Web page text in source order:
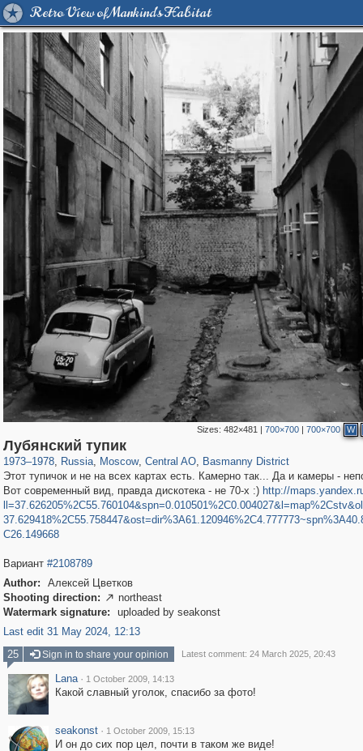
Retro View of Mankind's Habitat
Sizes:482×481 |700×700 |700×700 W
Лубянский тупик
1973–1978, Russia
1,406,840
, Moscow
319,864 8,286
, Central AO
160,012
, Basmanny District
Этот тупичок и не на всех картах есть. Камерно так... Да и камеры -
Вот современный вид, правда дискотека - не 70-х :) http://
C26.149668
Вариант #2108789
Author:
Алексей Цветков
Shooting direction:  northeast
Watermark signature:
uploaded by seakonst
Last edit 31 May 2024, 12:13
25
Sign in to share your opinion Latest comment: 24 March 2025, 20:43
Lana · 1 October 2009, 14:13
Какой славный уголок, спасибо за фото!
seakonst · 1 October 2009, 15:13
И он до сих пор цел, почти в таком же виде!